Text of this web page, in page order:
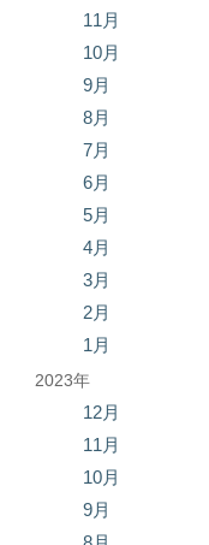
11月
10月
9月
8月
7月
6月
5月
4月
3月
2月
1月
2023年
12月
11月
10月
9月